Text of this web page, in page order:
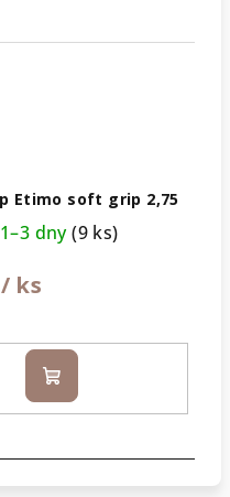
Etimo soft grip 2,75
dny(9 ks)
/ ks
Do
košíku